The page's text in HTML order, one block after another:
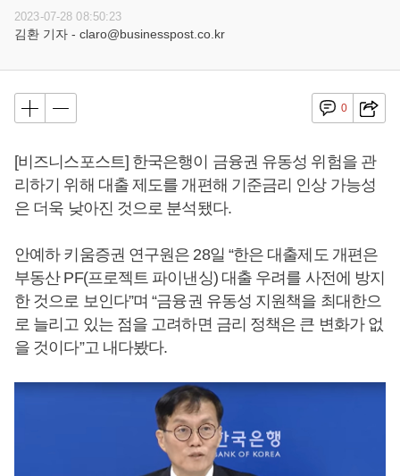
2023-07-28 08:50:23
김환 기자 - claro@businesspost.co.kr
0
[비즈니스포스트] 한국은행이 금융권 유동성 위험을 관
리하기 위해 대출 제도를 개편해 기준금리 인상 가능성
은 더욱 낮아진 것으로 분석됐다.
안예하 키움증권 연구원은 28일 “한은 대출제도 개편은
부동산 PF(프로젝트 파이낸싱) 대출 우려를 사전에 방지
한 것으로 보인다”며 “금융권 유동성 지원책을 최대한으
로 늘리고 있는 점을 고려하면 금리 정책은 큰 변화가 없
을 것이다”고 내다봤다.